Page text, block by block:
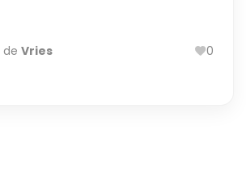
de Vries 0